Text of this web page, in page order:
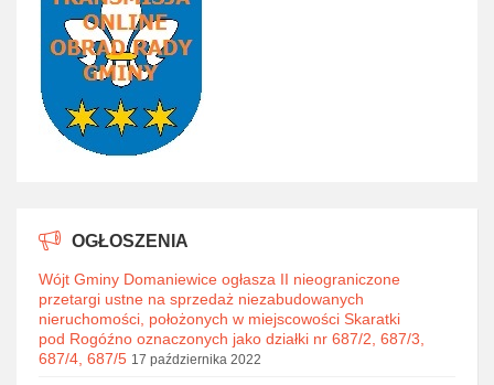
OGŁOSZENIA
Wójt Gminy Domaniewice ogłasza II nieograniczone
przetargi ustne na sprzedaż niezabudowanych
nieruchomości, położonych w miejscowości Skaratki
pod Rogóźno oznaczonych jako działki nr 687/2, 687/3,
687/4, 687/5 17 października 2022